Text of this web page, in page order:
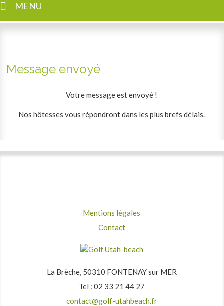
MENU
Message envoyé
Votre message est envoyé !
Nos hôtesses vous répondront dans les plus brefs délais.
Mentions légales
Contact
La Brèche, 50310 FONTENAY sur MER
Tel : 02 33 21 44 27
contact@golf-utahbeach.fr